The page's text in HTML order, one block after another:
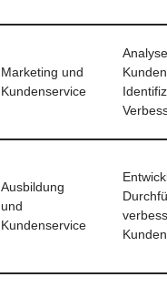
Marketing und
Kundenservice
Ausbildung
und
Kundenservice